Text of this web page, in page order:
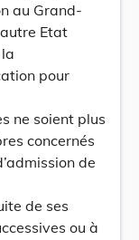
au Grand-
Etat
pour
ne soient plus
concernés
de
de ses
ou à